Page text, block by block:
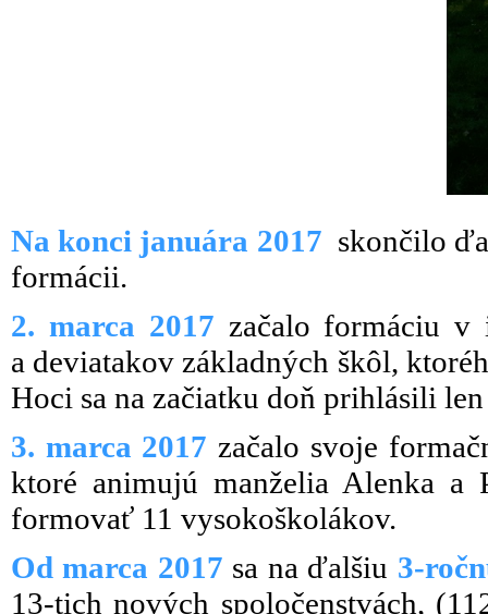
Na konci januára 2017 skončilo
formácii.
2. marca 2017 začalo formáciu v
a deviatakov základných škôl,
Hoci sa na začiatku doň prihlásili
3. marca 2017 začalo svoje
ktoré animujú manželia Alenka a
formovať 11 vysokoškolákov.
Od marca 2017 sa na ďalšiu 3-
13-tich nových spoločenstvách,